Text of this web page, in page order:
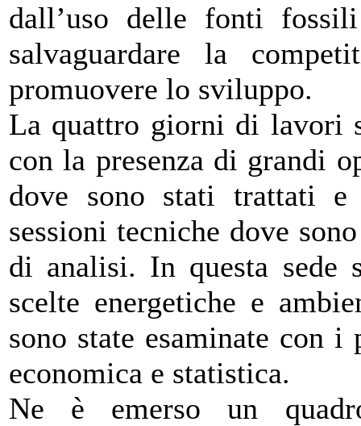
dall’uso delle fonti
salvaguardare la
promuovere lo sviluppo.
La quattro giorni di lavori
con la presenza di grandi
dove sono stati trattati
sessioni tecniche dove
di analisi. In questa sede
scelte energetiche e
sono state esaminate con
economica e statistica.
Ne è emerso un